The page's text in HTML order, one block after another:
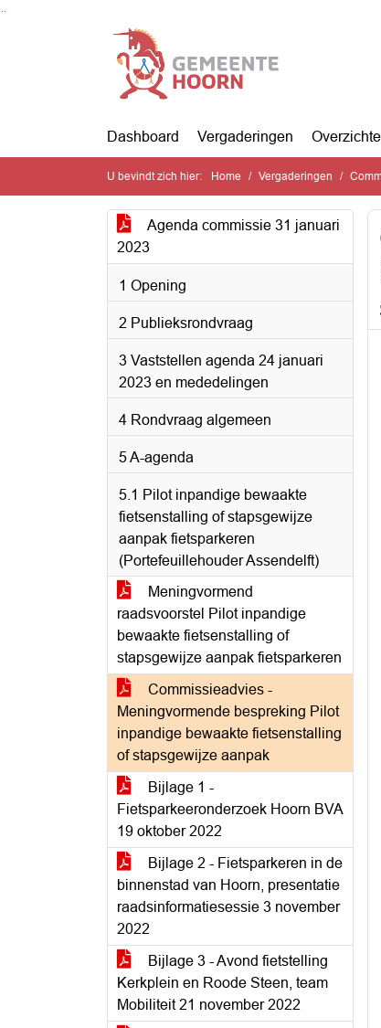
Dashboard Vergaderingen
U bevindt zich hier: Home Vergaderingen
Agenda commissie 31 januari
2023
1 Opening
2 Publieksrondvraag
3 Vaststellen agenda 24 januari
2023 en mededelingen
4 Rondvraag algemeen
5 A-agenda
5.1 Pilot inpandige bewaakte
fietsenstalling of stapsgewijze
aanpak fietsparkeren
(Portefeuillehouder Assendelft)
Meningvormend
raadsvoorstel Pilot inpandige
bewaakte fietsenstalling of
stapsgewijze aanpak fietsparkeren
Commissieadvies -
Meningvormende bespreking Pilot
inpandige bewaakte fietsenstalling
of stapsgewijze aanpak
Bijlage 1 -
Fietsparkeeronderzoek Hoorn BVA
19 oktober 2022
Bijlage 2 - Fietsparkeren in de
binnenstad van Hoorn, presentatie
raadsinformatiesessie 3 november
2022
Bijlage 3 - Avond fietstelling
Kerkplein en Roode Steen, team
Mobiliteit 21 november 2022